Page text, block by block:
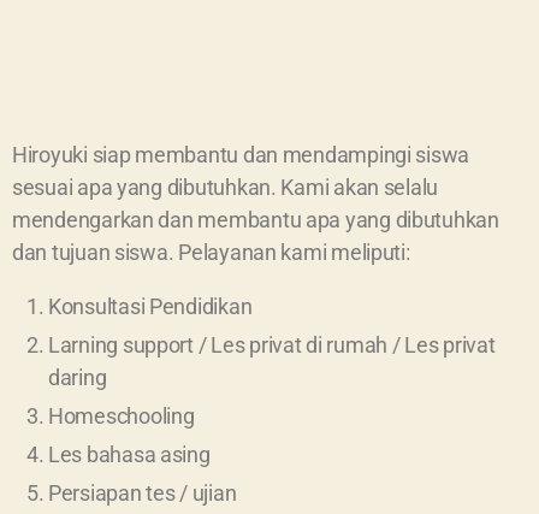
Hiroyuki siap membantu dan mendampingi siswa
sesuai apa yang dibutuhkan. Kami akan selalu
mendengarkan dan membantu apa yang dibutuhkan
dan tujuan siswa. Pelayanan kami meliputi:
Konsultasi Pendidikan
Larning support / Les privat di rumah / Les privat
daring
Homeschooling
Les bahasa asing
Persiapan tes / ujian